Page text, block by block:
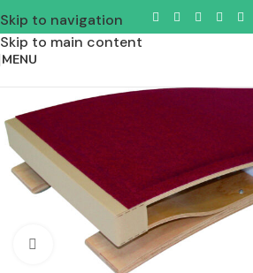
Skip to navigation
Skip to main content
MENU
Padidinti nuotrauką